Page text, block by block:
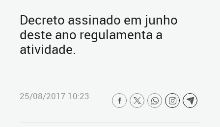
Decreto assinado em junho
deste ano regulamenta a
atividade.
25/08/2017 10:23